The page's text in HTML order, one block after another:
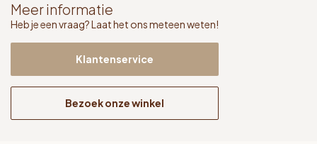
Meer informatie
Heb je een vraag? Laat het ons meteen weten!
Klantenservice
Bezoek onze winkel